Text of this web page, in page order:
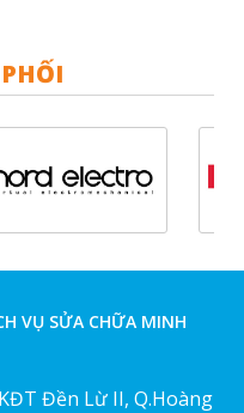
VỤ SỬA CHỮA MINH
Đền Lừ II, Q.Hoàng